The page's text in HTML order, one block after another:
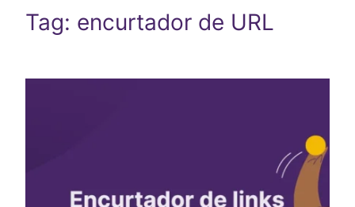
Tag: encurtador de URL